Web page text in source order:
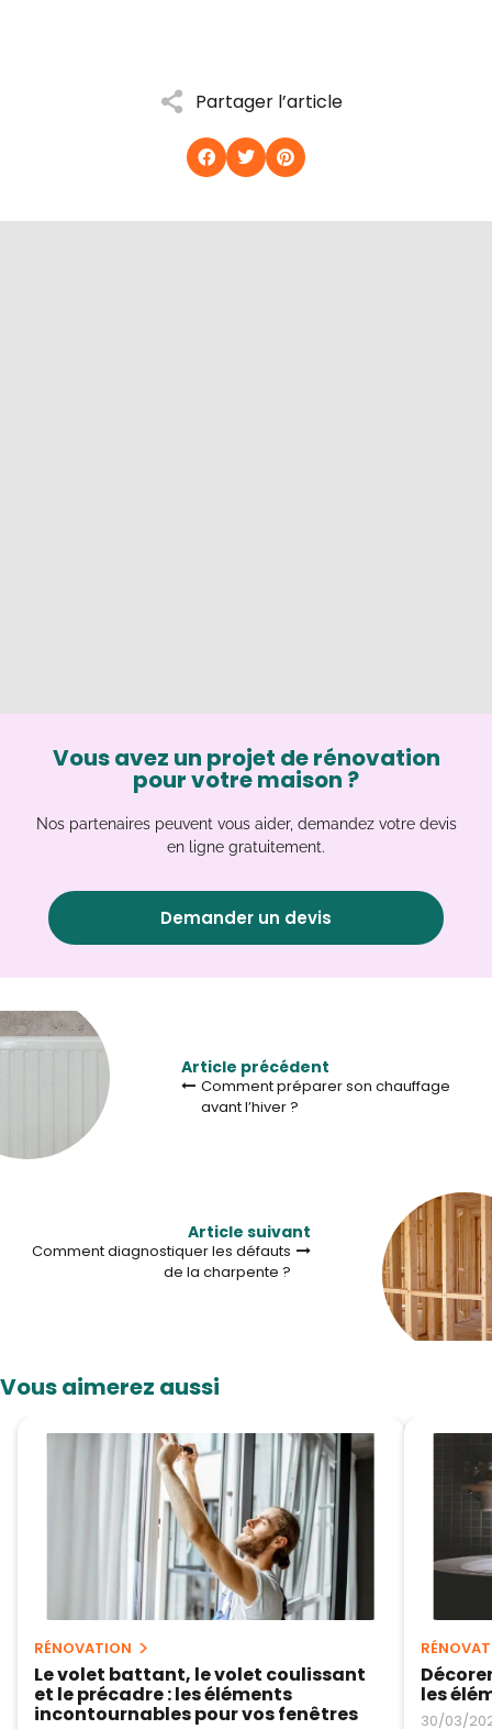
Partager l’article
Vous avez un projet de rénovation
pour votre maison ?
Nos partenaires peuvent vous aider, demandez votre devis
en ligne gratuitement.
Demander un devis
Article précédent
Comment préparer son chauffage
avant l’hiver ?
Article suivant
Comment diagnostiquer les défauts
de la charpente ?
Vous aimerez aussi
RÉNOVATION
Le volet battant, le volet coulissant
et le précadre : les éléments
incontournables pour vos fenêtres
les
30/03/